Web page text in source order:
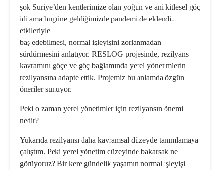
şok Suriye’den kentlerimize olan yoğun ve ani kitlesel göç
idi ama bugüne geldiğimizde pandemi de eklendi-
etkileriyle
baş edebilmesi, normal işleyişini zorlanmadan
sürdürmesini anlatıyor. RESLOG projesinde, rezilyans
kavramını göçe ve göç bağlamında yerel yönetimlerin
rezilyansına adapte ettik. Projemiz bu anlamda özgün
öneriler sunuyor.
Peki o zaman yerel yönetimler için rezilyansın önemi
nedir?
Yukarıda rezilyansı daha kavramsal düzeyde tanımlamaya
çalıştım. Peki yerel yönetim düzeyinde bakarsak ne
görüyoruz? Bir kere gündelik yaşamın normal işleyişi